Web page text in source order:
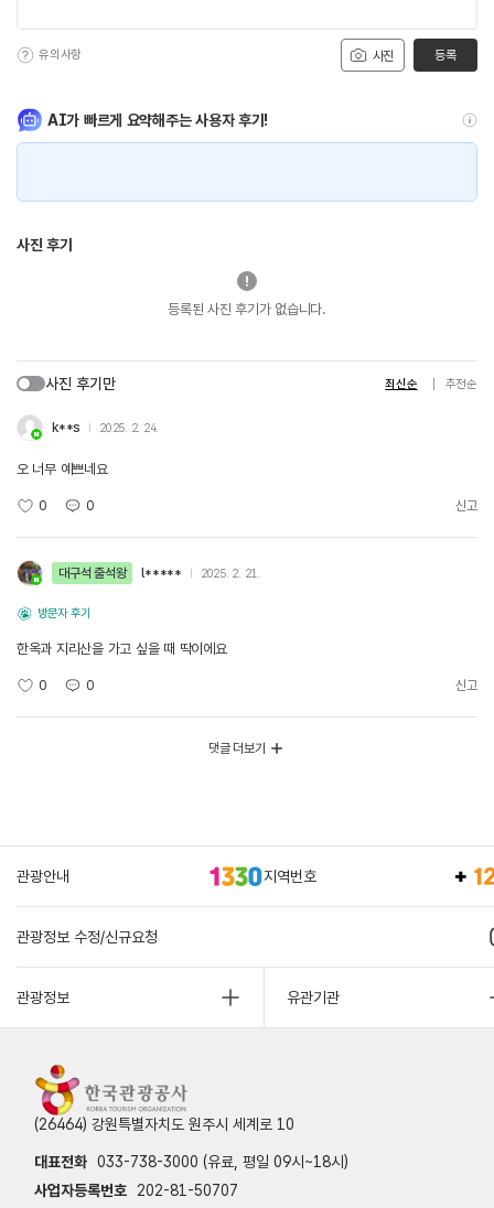
사진
유의사항 등록
AI가 빠르게 요약해주는 사용자 후기!
사진 후기
등록된 사진 후기가 없습니다.
사진 후기만 최신순 추천순
k**s 2025. 2. 24.
오 너무 예쁘네요
0 0 신고
대구석 출석왕 l***** 2025. 2. 21.
방문자 후기
한옥과 지리산을 가고 싶을 때 딱이에요
0 0 신고
댓글 더보기
관광안내 지역번호
관광정보 수정/신규요청
관광정보 유관기관
(26464) 강원특별자치도 원주시 세계로 10
대표전화 033-738-3000 (유료, 평일 09시~18시)
사업자등록번호
202-81-50707